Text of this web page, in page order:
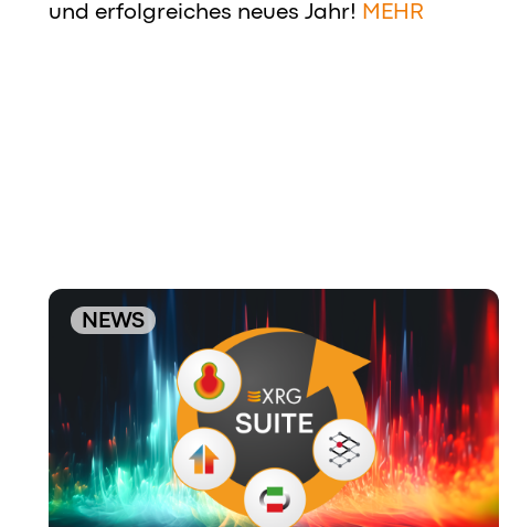
und erfolgreiches neues Jahr! MEHR
NEWS